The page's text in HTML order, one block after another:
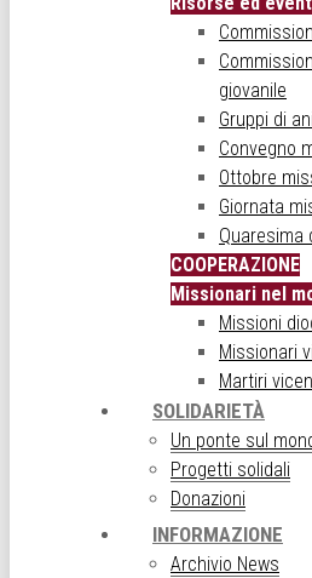
giovanile
Gruppi di
Convegno
Ottobre
Giornata
Quaresima
COOPERAZIONE
Missionari nel
Missioni
Missionari
Martiri
SOLIDARIETÀ
Un ponte sul
Progetti solidali
Donazioni
INFORMAZIONE
Archivio News